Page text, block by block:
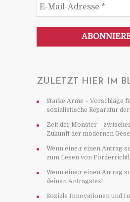
ZULETZT HIER IM
Starke Arme – Vorschläge
sozialistische Reparatur
Zeit der Monster –
Zukunft der modernen
Wenn eine:r einen Antrag
zum Lesen von
Wenn eine:r einen Antrag
deinen Antragstext
Soziale Innovationen und